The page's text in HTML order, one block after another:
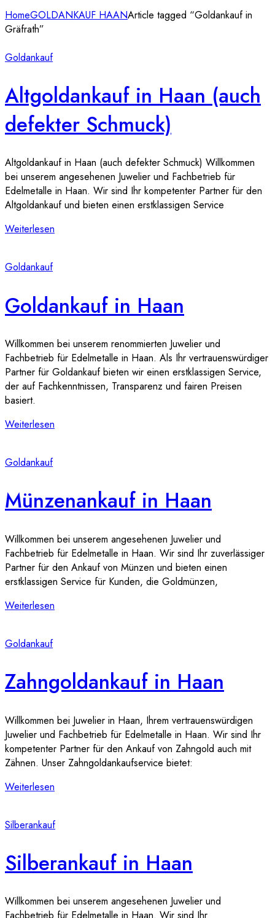
HomeGOLDANKAUF HAANArticle tagged “Goldankauf in
Gräfrath”
Goldankauf
Altgoldankauf in Haan (auch
defekter Schmuck)
Altgoldankauf in Haan (auch defekter Schmuck) Willkommen
bei unserem angesehenen Juwelier und Fachbetrieb für
Edelmetalle in Haan. Wir sind Ihr kompetenter Partner für den
Altgoldankauf und bieten einen erstklassigen Service
Weiterlesen
Goldankauf
Goldankauf in Haan
Willkommen bei unserem renommierten Juwelier und
Fachbetrieb für Edelmetalle in Haan. Als Ihr vertrauenswürdiger
Partner für Goldankauf bieten wir einen erstklassigen Service,
der auf Fachkenntnissen, Transparenz und fairen Preisen
basiert.
Weiterlesen
Goldankauf
Münzenankauf in Haan
Willkommen bei unserem angesehenen Juwelier und
Fachbetrieb für Edelmetalle in Haan. Wir sind Ihr zuverlässiger
Partner für den Ankauf von Münzen und bieten einen
erstklassigen Service für Kunden, die Goldmünzen,
Weiterlesen
Goldankauf
Zahngoldankauf in Haan
Willkommen bei Juwelier in Haan, Ihrem vertrauenswürdigen
Juwelier und Fachbetrieb für Edelmetalle in Haan. Wir sind Ihr
kompetenter Partner für den Ankauf von Zahngold auch mit
Zähnen. Unser Zahngoldankaufservice bietet:
Weiterlesen
Silberankauf
Silberankauf in Haan
Willkommen bei unserem angesehenen Juwelier und